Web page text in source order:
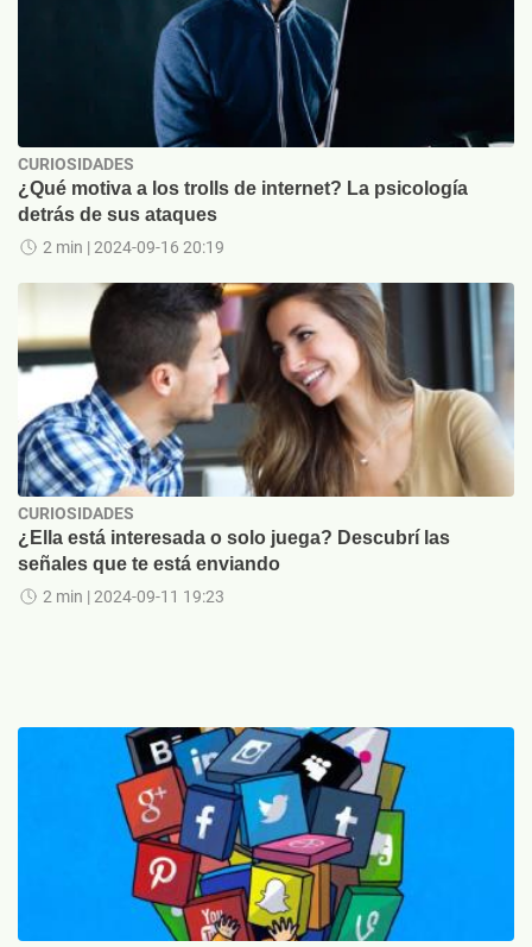
CURIOSIDADES
¿Qué motiva a los trolls de internet? La psicología
detrás de sus ataques
2 min | 2024-09-16 20:19
CURIOSIDADES
¿Ella está interesada o solo juega? Descubrí las
señales que te está enviando
2 min | 2024-09-11 19:23